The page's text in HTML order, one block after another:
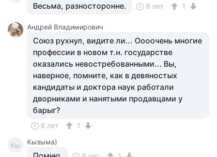
Весьма, разносторонне. 6 лет 1
Андрей Владимирович
Союз рухнул, видите ли... Оооочень многие
профессии в новом т.н. государстве
оказались невостребованными... Вы,
наверное, помните, как в девяностых
кандидаты и доктора наук работали
дворниками и нанятыми продавцами у
барыг?
6 лет 1
Кы Кызыма)